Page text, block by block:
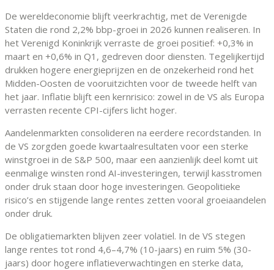
De wereldeconomie blijft veerkrachtig, met de Verenigde
Staten die rond 2,2% bbp-groei in 2026 kunnen realiseren. In
het Verenigd Koninkrijk verraste de groei positief: +0,3% in
maart en +0,6% in Q1, gedreven door diensten. Tegelijkertijd
drukken hogere energieprijzen en de onzekerheid rond het
Midden-Oosten de vooruitzichten voor de tweede helft van
het jaar. Inflatie blijft een kernrisico: zowel in de VS als Europa
verrasten recente CPI-cijfers licht hoger.
Aandelenmarkten consolideren na eerdere recordstanden. In
de VS zorgden goede kwartaalresultaten voor een sterke
winstgroei in de S&P 500, maar een aanzienlijk deel komt uit
eenmalige winsten rond AI-investeringen, terwijl kasstromen
onder druk staan door hoge investeringen. Geopolitieke
risico’s en stijgende lange rentes zetten vooral groeiaandelen
onder druk.
De obligatiemarkten blijven zeer volatiel. In de VS stegen
lange rentes tot rond 4,6–4,7% (10-jaars) en ruim 5% (30-
jaars) door hogere inflatieverwachtingen en sterke data,